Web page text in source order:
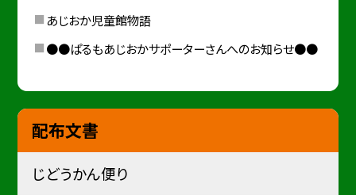
あじおか児童館物語
●●ぱるもあじおかサポーターさんへのお知らせ●●
配布文書
じどうかん便り